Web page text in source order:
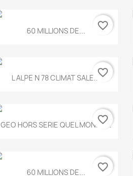
Aperçu rapide
60 MILLIONS DE... favorite_border
 Aperçu rapide
L ALPE N 78 CLIMAT SALE...favorite_border
Aperçu rapide
GEO HORS SERIE QUEL MONDE...
favorite_border
Aperçu rapide
60 MILLIONS DE... favorite_border